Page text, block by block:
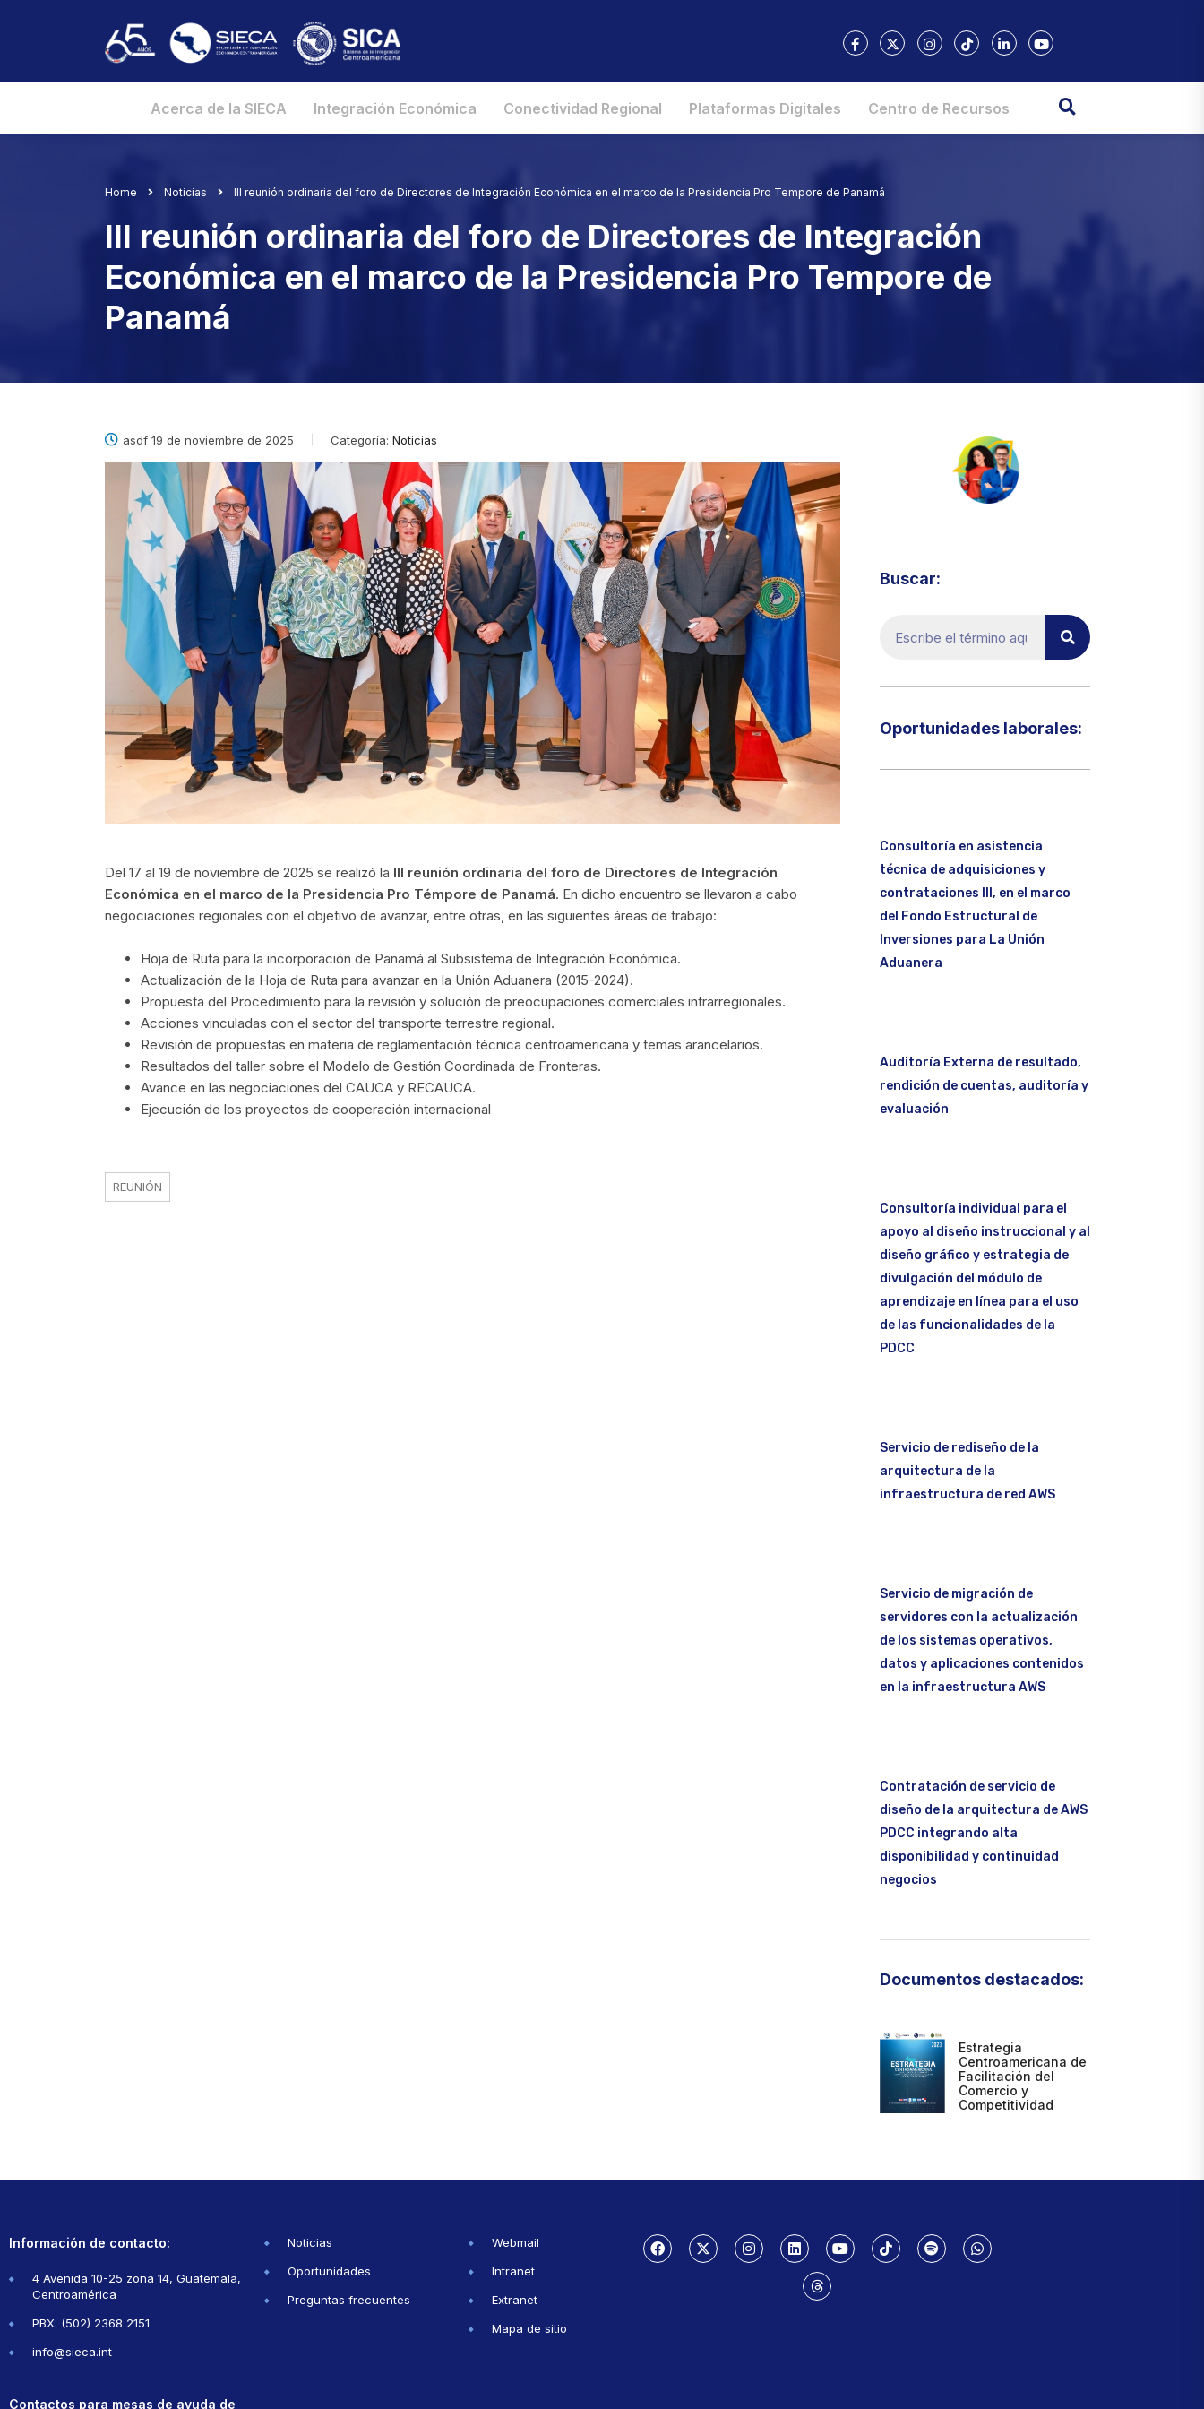
Acerca de la SIECA Integración Económica Conectividad Regional Plataformas Digitales Centro de Recursos
Home Noticias III reunión ordinaria del foro de Directores de Integración Económica en el marco de la Presidencia Pro Tempore de Panamá
III reunión ordinaria del foro de Directores de Integración
Económica en el marco de la Presidencia Pro Tempore de
Panamá
asdf 19 de noviembre de 2025 Categoría: Noticias
Del 17 al 19 de noviembre de 2025 se realizó la III reunión ordinaria del foro de Directores de Integración
Económica en el marco de la Presidencia Pro Témpore de Panamá. En dicho encuentro se llevaron a cabo
negociaciones regionales con el objetivo de avanzar, entre otras, en las siguientes áreas de trabajo:
Hoja de Ruta para la incorporación de Panamá al Subsistema de Integración Económica.
Actualización de la Hoja de Ruta para avanzar en la Unión Aduanera (2015-2024).
Propuesta del Procedimiento para la revisión y solución de preocupaciones comerciales intrarregionales.
Acciones vinculadas con el sector del transporte terrestre regional.
Revisión de propuestas en materia de reglamentación técnica centroamericana y temas arancelarios.
Resultados del taller sobre el Modelo de Gestión Coordinada de Fronteras.
Avance en las negociaciones del CAUCA y RECAUCA.
Ejecución de los proyectos de cooperación internacional
REUNIÓN
Buscar:
Oportunidades laborales:​
Consultoría en asistencia
técnica de adquisiciones y
contrataciones III, en el marco
del Fondo Estructural de
Inversiones para La Unión
Aduanera
Auditoría Externa de resultado,
rendición de cuentas, auditoría y
evaluación
Consultoría individual para el
apoyo al diseño instruccional y al
diseño gráfico y estrategia de
divulgación del módulo de
aprendizaje en línea para el uso
de las funcionalidades de la
PDCC
Servicio de rediseño de la
arquitectura de la
infraestructura de red AWS
Servicio de migración de
servidores con la actualización
de los sistemas operativos,
datos y aplicaciones contenidos
en la infraestructura AWS
Contratación de servicio de
diseño de la arquitectura de AWS
PDCC integrando alta
disponibilidad y continuidad
negocios
Documentos destacados:
Estrategia
Centroamericana de
Facilitación del
Comercio y
Competitividad
Información de contacto:
4 Avenida 10-25 zona 14, Guatemala,
Centroamérica
PBX: (502) 2368 2151
info@sieca.int
Contactos para mesas de ayuda de
Noticias
Oportunidades
Preguntas frecuentes
Webmail
Intranet
Extranet
Mapa de sitio